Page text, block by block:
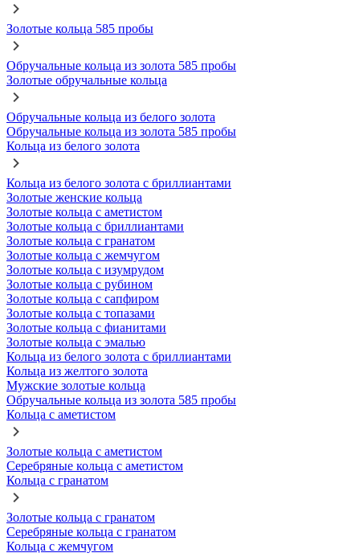
Золотые кольца 585 пробы
Обручальные кольца из золота 585 пробы
Золотые обручальные кольца
Обручальные кольца из белого золота
Обручальные кольца из золота 585 пробы
Кольца из белого золота
Кольца из белого золота с бриллиантами
Золотые женские кольца
Золотые кольца с аметистом
Золотые кольца с бриллиантами
Золотые кольца с гранатом
Золотые кольца с жемчугом
Золотые кольца с изумрудом
Золотые кольца с рубином
Золотые кольца с сапфиром
Золотые кольца с топазами
Золотые кольца с фианитами
Золотые кольца с эмалью
Кольца из белого золота с бриллиантами
Кольца из желтого золота
Мужские золотые кольца
Обручальные кольца из золота 585 пробы
Кольца с аметистом
Золотые кольца с аметистом
Серебряные кольца с аметистом
Кольца с гранатом
Золотые кольца с гранатом
Серебряные кольца с гранатом
Кольца с жемчугом